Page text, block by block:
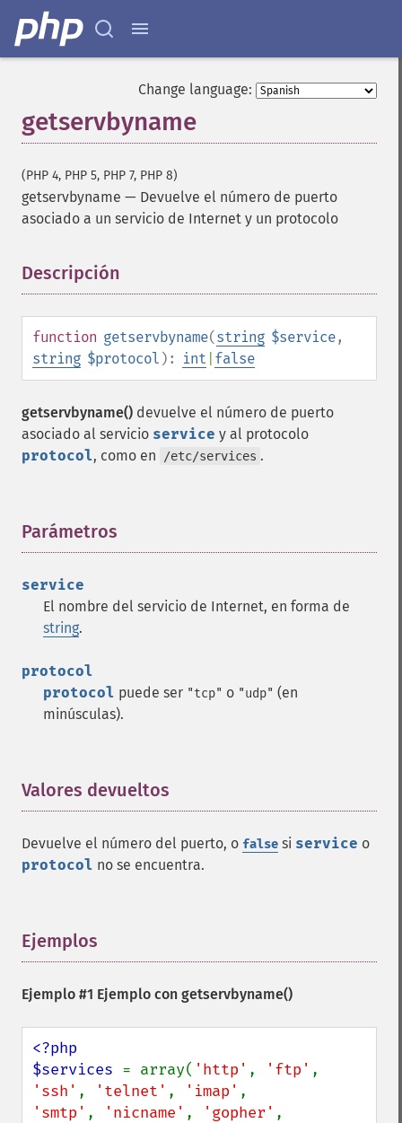
Change language:
getservbyname
(PHP 4, PHP 5, PHP 7, PHP 8)
getservbyname — Devuelve el número de puerto
asociado a un servicio de Internet y un protocolo
Descripción
function getservbyname(string $service,
string $protocol ): int false
getservbyname() devuelve el número de puerto
asociado al servicio service y al protocolo
protocol, como en /etc/services .
Parámetros
service
El nombre del servicio de Internet, en forma de
string.
protocol
protocol puede ser "tcp" o "udp" (en
minúsculas).
Valores devueltos
Devuelve el número del puerto, o false si service o
protocol no se encuentra.
Ejemplos
Ejemplo #1 Ejemplo con getservbyname()
<?php
$services = array( 'http' , 'ftp'
'ssh' , 'telnet' , 'imap'
'smtp' , 'nicname' , 'gopher'